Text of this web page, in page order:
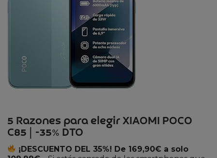
5 Razones para elegir XIAOMI POCO
C85 | -35% DTO
¡DESCUENTO DEL 35%! De 169,90€ a solo